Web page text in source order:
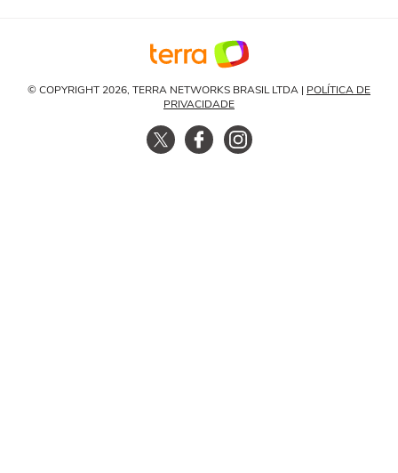
© COPYRIGHT 2026, TERRA NETWORKS BRASIL LTDA | POLÍTICA DE
PRIVACIDADE